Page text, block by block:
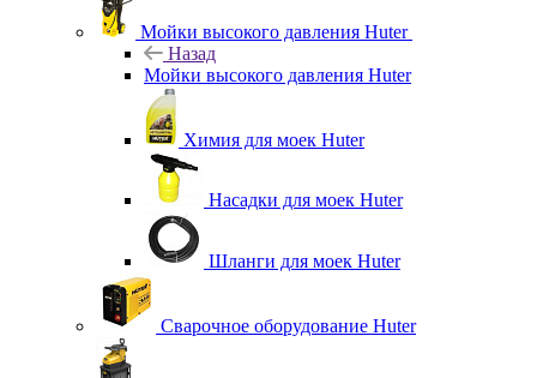
Мойки высокого давления Huter
Назад
Мойки высокого давления Huter
Химия для моек Huter
Насадки для моек Huter
Шланги для моек Huter
Сварочное оборудование Huter